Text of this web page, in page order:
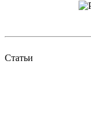
Статьи